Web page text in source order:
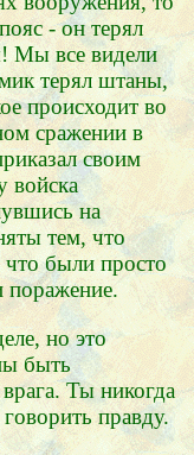
- он терял
Мы все видели
терял штаны,
происходит во
сражении в
своим
войска
на
тем, что
были просто
поражение.
но это
быть
Ты никогда
правду.